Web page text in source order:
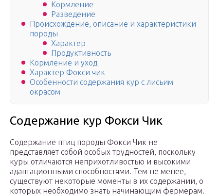
Кормление
Разведение
Происхождение, описание и характеристики
породы
Характер
Продуктивность
Кормление и уход
Характер Фокси чик
Особенности содержания кур с лисьим
окрасом
Содержание кур Фокси Чик
Содержание птиц породы Фокси Чик не
представляет собой особых трудностей, поскольку
куры отличаются неприхотливостью и высокими
адаптационными способностями. Тем не менее,
существуют некоторые моменты в их содержании, о
которых необходимо знать начинающим фермерам.